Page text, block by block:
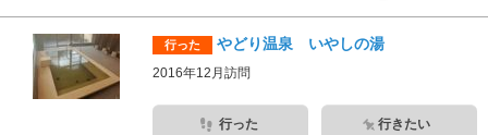
行った やどり温泉 いやしの湯
2016年12月訪問
行った 行きたい